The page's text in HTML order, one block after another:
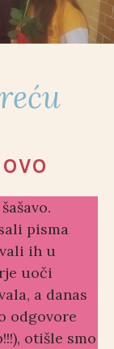
pisma
ih u
uoči
a danas
odgovore
otišle smo